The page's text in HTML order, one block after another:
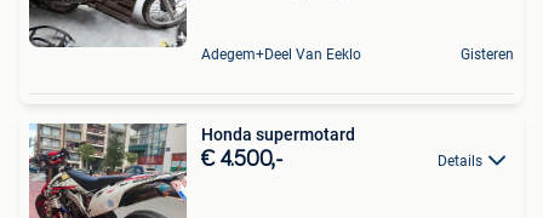
Adegem+Deel Van Eeklo Gisteren
Honda supermotard
€ 4.500,- Details